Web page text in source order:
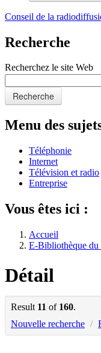
Conseil de la
Recherche
Recherchez le site Web
Recherche
Menu des
Téléphonie
Internet
Télévision et radio
Entreprise
Vous êtes ici :
Accueil
E-Bibliothèque du
Détail
Result 11 of 160.
Nouvelle recherche /